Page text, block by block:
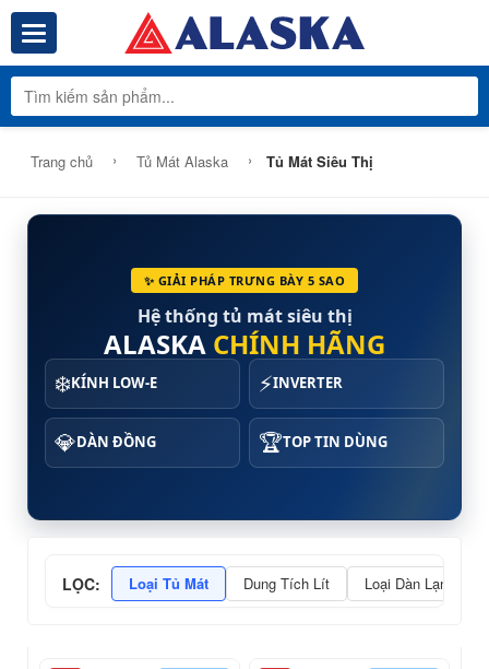
Toggle navigation Tổng Kho
Trang chủ › Tủ Mát Alaska › Tủ Mát Siêu Thị
✨ GIẢI PHÁP TRƯNG BÀY 5 SAO
Hệ thống tủ mát siêu thị
ALASKA CHÍNH HÃNG
❄️KÍNH LOW-E ⚡INVERTER
💎DÀN ĐỒNG 🏆TOP TIN DÙNG
LỌC: Loại Tủ Mát Dung Tích Lít Loại Dàn Lạnh